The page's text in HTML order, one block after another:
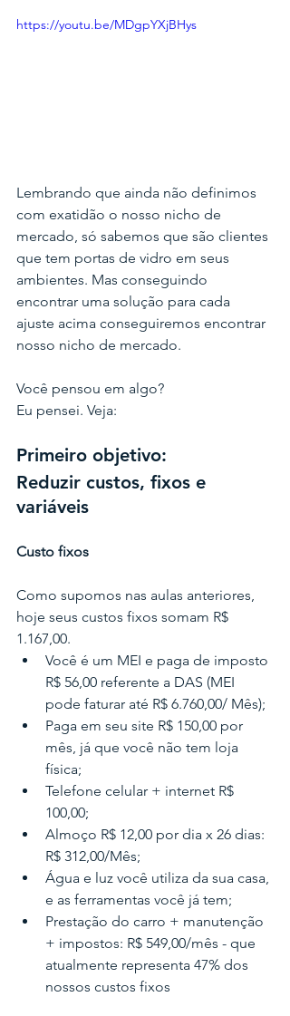
https://youtu.be/MDgpYXjBHys
Lembrando que ainda não definimos
com exatidão o nosso nicho de
mercado, só sabemos que são clientes
que tem portas de vidro em seus
ambientes. Mas conseguindo
encontrar uma solução para cada
ajuste acima conseguiremos encontrar
nosso nicho de mercado.
Você pensou em algo?
Eu pensei. Veja:
Primeiro objetivo:
Reduzir custos, fixos e
variáveis
Custo fixos
Como supomos nas aulas anteriores,
hoje seus custos fixos somam R$
1.167,00.
Você é um MEI e paga de imposto
R$ 56,00 referente a DAS (MEI
pode faturar até R$ 6.760,00/ Mês);
Paga em seu site R$ 150,00 por
mês, já que você não tem loja
física;
Telefone celular + internet R$
100,00;
Almoço R$ 12,00 por dia x 26 dias:
R$ 312,00/Mês;
Água e luz você utiliza da sua casa,
e as ferramentas você já tem;
Prestação do carro + manutenção
+ impostos: R$ 549,00/mês - que
atualmente representa 47% dos
nossos custos fixos